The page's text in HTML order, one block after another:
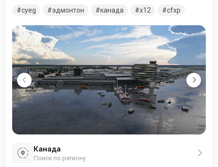
столичном регионе Эдмонтон канадской провинции
Альберта. Скорректировано освещение, добавлены
погодные эффекты на полигоны поверхностей.
cyeg эдмонтон канада x12 cfxp
Канада
Поиск по региону